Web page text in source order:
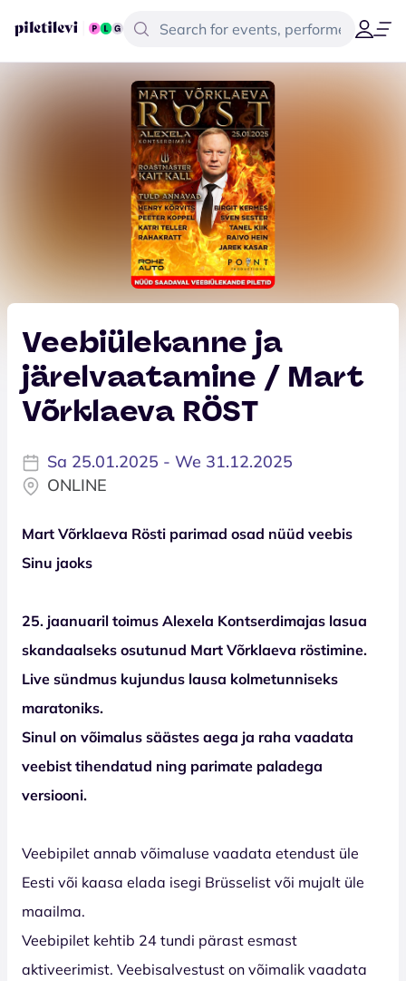
Veebiülekanne ja
järelvaatamine / Mart
Võrklaeva RÖST
Sa 25.01.2025 - We 31.12.2025
ONLINE
Mart Võrklaeva Rösti parimad osad nüüd veebis
Sinu jaoks
25. jaanuaril toimus Alexela Kontserdimajas lasua
skandaalseks osutunud Mart Võrklaeva röstimine.
Live sündmus kujundus lausa kolmetunniseks
maratoniks.
Sinul on võimalus säästes aega ja raha vaadata
veebist tihendatud ning parimate paladega
versiooni.
Veebipilet annab võimaluse vaadata etendust üle
Eesti või kaasa elada isegi Brüsselist või mujalt üle
maailma.
Veebipilet kehtib 24 tundi pärast esmast
aktiveerimist. Veebisalvestust on võimalik vaadata